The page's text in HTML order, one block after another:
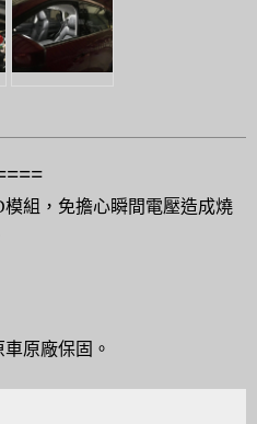
組，免擔心瞬間電壓造成燒
原廠保固。